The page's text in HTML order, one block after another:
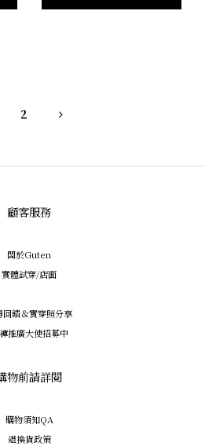
2
顧客服務
關於Guten
實體試穿/店面
回饋＆實穿照分享
推廣大使招募中
物前請詳閱
購物須知QA
退換貨政策